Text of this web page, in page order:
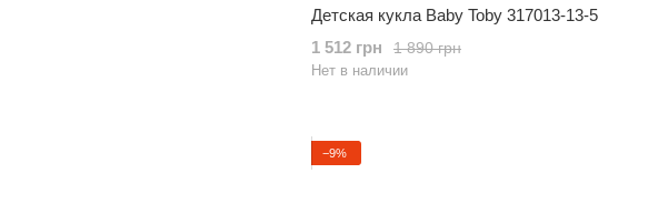
Детская кукла Baby Toby 317013-13-5
1 890 грн
1 512 грн
Нет в наличии
−9%